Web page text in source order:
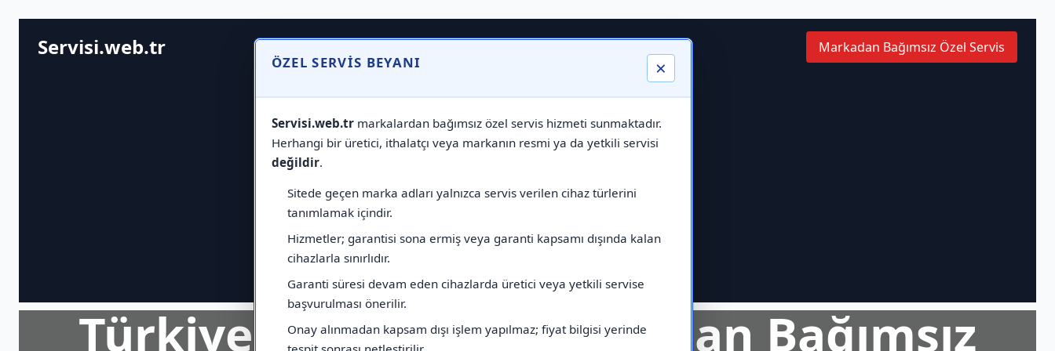
ÖZEL SERVIS BEYANI ×
Servisi.web.trmarkalardan bağımsız özel servis hizmeti sunmaktadır.
Herhangi bir üretici, ithalatçı veya markanın resmi ya da yetkili servisi
değildir.
Sitede geçen marka adları yalnızca servis verilen cihaz türlerini
tanımlamak içindir.
Hizmetler; garantisi sona ermiş veya garanti kapsamı dışında kalan
cihazlarla sınırlıdır.
Garanti süresi devam eden cihazlarda üretici veya yetkili servise
başvurulması önerilir.
Onay alınmadan kapsam dışı işlem yapılmaz; fiyat bilgisi yerinde
Servisi.web.tr Markadan Bağımsız Özel Servis
Türkiye GenelindeMarkadan Bağımsız